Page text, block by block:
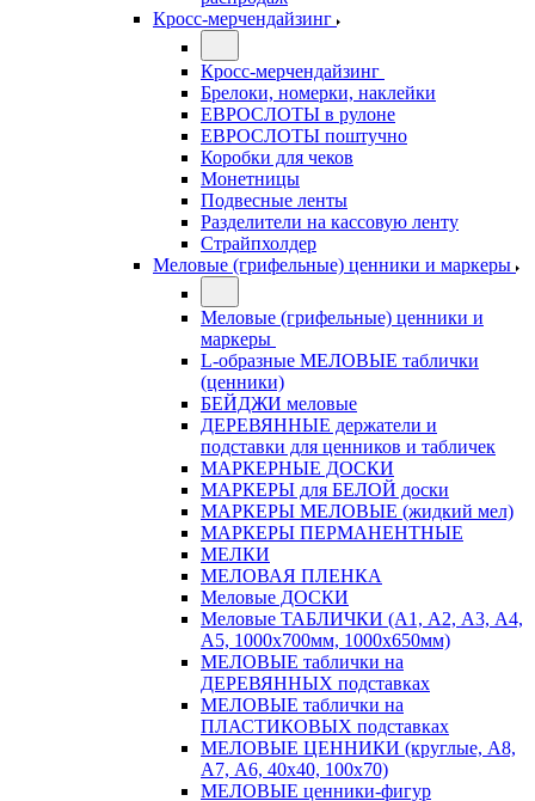
Кросс-мерчендайзинг
Кросс-мерчендайзинг
Брелоки, номерки, наклейки
ЕВРОСЛОТЫ в рулоне
ЕВРОСЛОТЫ поштучно
Коробки для чеков
Монетницы
Подвесные ленты
Разделители на кассовую ленту
Страйпхолдер
Меловые (грифельные) ценники и маркеры
Меловые (грифельные) ценники и
маркеры
L-образные МЕЛОВЫЕ таблички
(ценники)
БЕЙДЖИ меловые
ДЕРЕВЯННЫЕ держатели и
подставки для ценников и табличек
МАРКЕРНЫЕ ДОСКИ
МАРКЕРЫ для БЕЛОЙ доски
МАРКЕРЫ МЕЛОВЫЕ (жидкий мел)
МАРКЕРЫ ПЕРМАНЕНТНЫЕ
МЕЛКИ
МЕЛОВАЯ ПЛЕНКА
Меловые ДОСКИ
Меловые ТАБЛИЧКИ (А1, А2, А3, А4,
А5, 1000х700мм, 1000х650мм)
МЕЛОВЫЕ таблички на
ДЕРЕВЯННЫХ подставках
МЕЛОВЫЕ таблички на
ПЛАСТИКОВЫХ подставках
МЕЛОВЫЕ ЦЕННИКИ (круглые, А8,
А7, А6, 40х40, 100х70)
МЕЛОВЫЕ ценники-фигур